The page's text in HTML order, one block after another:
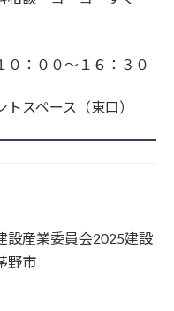
００～１６：３０
ペース（東口）
産業委員会2025建設
野市